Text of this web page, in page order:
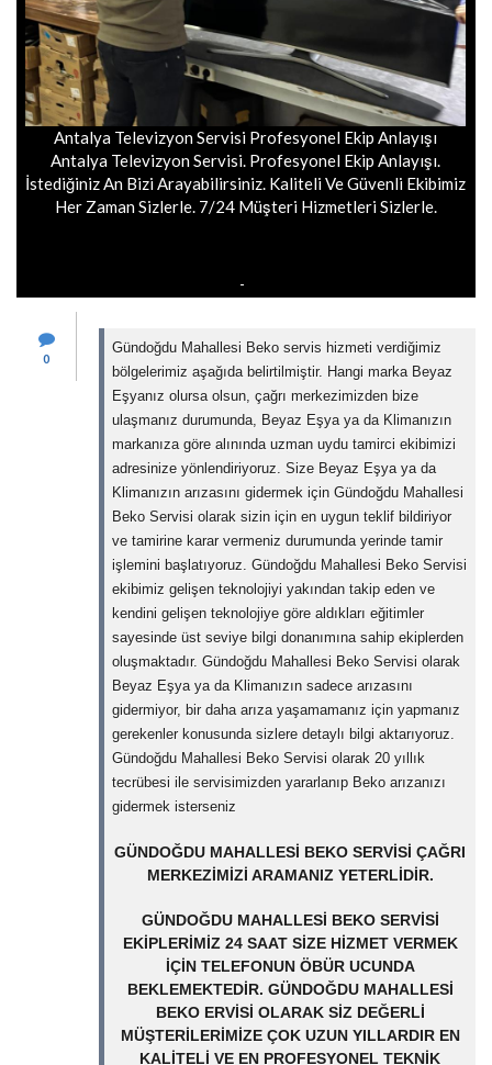
Antalya Televizyon Servisi Profesyonel Ekip Anlayışı
Antalya Televizyon Servisi. Profesyonel Ekip Anlayışı.
İstediğiniz An Bizi Arayabilirsiniz. Kaliteli Ve Güvenli Ekibimiz
Her Zaman Sizlerle. 7/24 Müşteri Hizmetleri Sizlerle.
0
Gündoğdu Mahallesi Beko servis hizmeti verdiğimiz
bölgelerimiz aşağıda belirtilmiştir. Hangi marka Beyaz
Eşyanız olursa olsun, çağrı merkezimizden bize
ulaşmanız durumunda, Beyaz Eşya ya da Klimanızın
markanıza göre alınında uzman uydu tamirci ekibimizi
adresinize yönlendiriyoruz. Size Beyaz Eşya ya da
Klimanızın arızasını gidermek için Gündoğdu Mahallesi
Beko Servisi olarak sizin için en uygun teklif bildiriyor
ve tamirine karar vermeniz durumunda yerinde tamir
işlemini başlatıyoruz. Gündoğdu Mahallesi Beko Servisi
ekibimiz gelişen teknolojiyi yakından takip eden ve
kendini gelişen teknolojiye göre aldıkları eğitimler
sayesinde üst seviye bilgi donanımına sahip ekiplerden
oluşmaktadır. Gündoğdu Mahallesi Beko Servisi olarak
Beyaz Eşya ya da Klimanızın sadece arızasını
gidermiyor, bir daha arıza yaşamamanız için yapmanız
gerekenler konusunda sizlere detaylı bilgi aktarıyoruz.
Gündoğdu Mahallesi Beko Servisi olarak 20 yıllık
tecrübesi ile servisimizden yararlanıp Beko arızanızı
gidermek isterseniz
GÜNDOĞDU MAHALLESI BEKO SERVISI ÇAĞRI
MERKEZIMIZI ARAMANIZ YETERLIDIR.
GÜNDOĞDU MAHALLESI BEKO SERVISI
EKIPLERIMIZ 24 SAAT SIZE HIZMET VERMEK
IÇIN TELEFONUN ÖBÜR UCUNDA
BEKLEMEKTEDIR. GÜNDOĞDU MAHALLESI
BEKO ERVISI OLARAK SIZ DEĞERLI
MÜŞTERILERIMIZE ÇOK UZUN YILLARDIR EN
KALITELI VE EN PROFESYONEL TEKNIK